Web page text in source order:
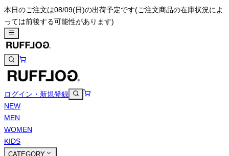
本日のご注文は08/09(日)の出荷予定です(ご注文商品の在庫状況によ
っては前後する可能性があります)
ログイン・新規登録
NEW
MEN
WOMEN
KIDS
CATEGORY